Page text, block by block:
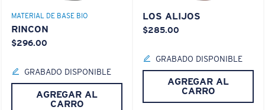
MATERIAL DE BASE BIO
RINCON
$296.00
GRABADO DISPONIBLE
AGREGAR AL
CARRO
LOS ALIJOS
$285.00
GRABADO DISPONIBLE
AGREGAR AL
CARRO